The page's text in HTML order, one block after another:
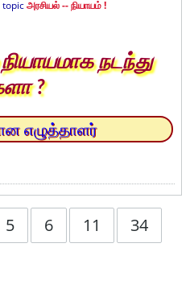
topicஅரசியல் -- நியாயம் !
நடந்து
?
எழுத்தாளர்
5 6 11
34